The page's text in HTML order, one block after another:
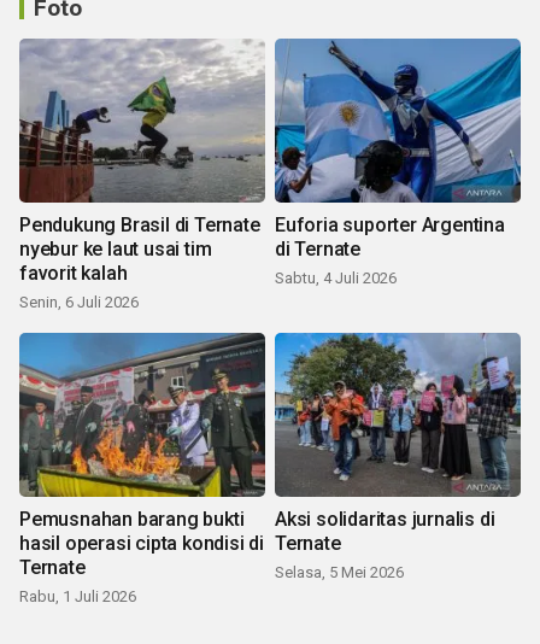
Foto
Pendukung Brasil di Ternate
nyebur ke laut usai tim
favorit kalah
Senin, 6 Juli 2026
Euforia suporter Argentina
di Ternate
Sabtu, 4 Juli 2026
Pemusnahan barang bukti
hasil operasi cipta kondisi di
Ternate
Rabu, 1 Juli 2026
Aksi solidaritas jurnalis di
Ternate
Selasa, 5 Mei 2026